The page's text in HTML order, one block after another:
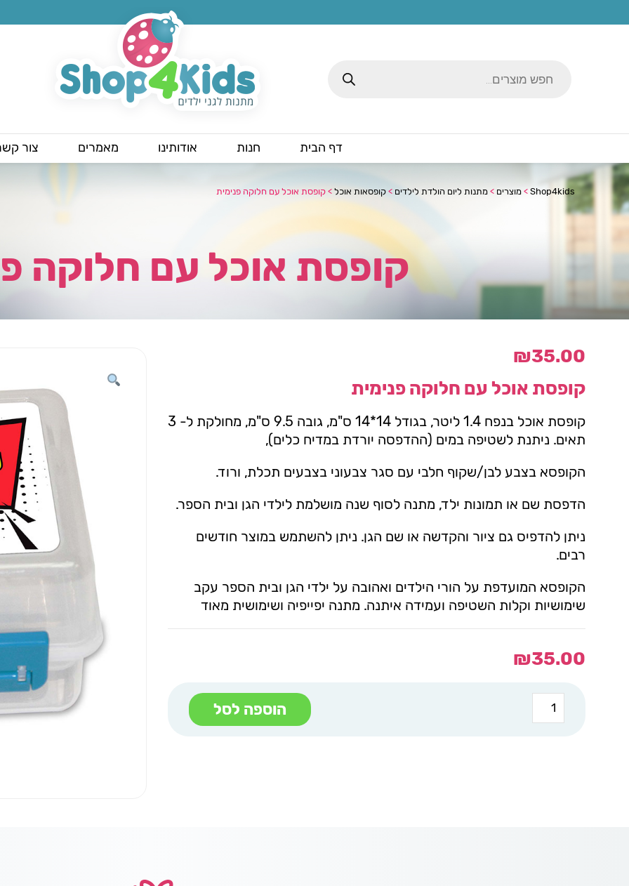
search
דף הבית חנות אודותינו מאמרים צור
Shop4kids
> מוצרים > מתנות ליום הולדת לילדים > קופסאות אוכל > קופסת אוכל עם חלוקה פנימית
קופסת אוכל עם חלוקה
₪35.00
קופסת אוכל עם חלוקה פנימית
קופסת אוכל בנפח 1.4 ליטר, בגודל 14*14 ס"מ, גובה 9.5 ס"מ, מחולקת ל- 3
תאים. ניתנת לשטיפה במים (ההדפסה יורדת במדיח כלים),
הקופסא בצבע לבן/שקוף חלבי עם סגר צבעוני בצבעים תכלת, ורוד.
הדפסת שם או תמונות ילד, מתנה לסוף שנה מושלמת לילדי הגן ובית הספר.
ניתן להדפיס גם ציור והקדשה או שם הגן. ניתן להשתמש במוצר חודשים
רבים.
הקופסא המועדפת על הורי הילדים ואהובה על ילדי הגן ובית הספר עקב
שימושיות וקלות השטיפה ועמידה איתנה. מתנה יפייפיה ושימושית מאוד
₪35.00
כמות
של
קופסת
הוספה לסל